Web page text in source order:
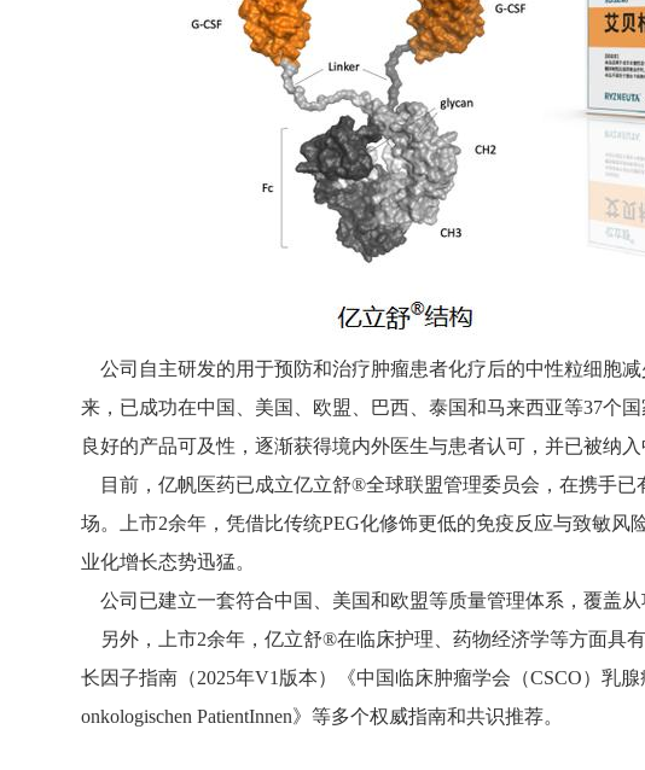
公司自主研发的用于预防和治疗肿瘤患者化疗后的中性粒细胞
来，已成功在中国、美国、欧盟、巴西、泰国和马来西亚等37个
良好的产品可及性，逐渐获得境内外医生与患者认可，并已被纳
目前，亿帆医药已成立亿立舒®全球联盟管理委员会，在携手
场。上市2余年，凭借比传统PEG化修饰更低的免疫反应与致敏
业化增长态势迅猛。
公司已建立一套符合中国、美国和欧盟等质量管理体系，覆盖
另外，上市2余年，亿立舒®在临床护理、药物经济学等方面具
长因子指南（2025年V1版本）《中国临床肿瘤学会（CSCO）乳
onkologischen PatientInnen》等多个权威指南和共识推荐。